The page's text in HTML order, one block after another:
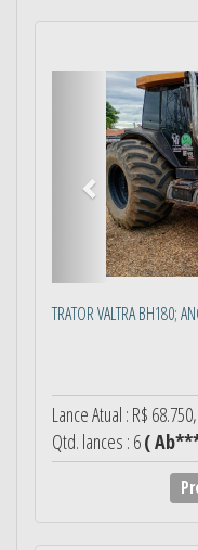
Anterior
TRATOR VALTRA BH180;
Lance Atual : R$
Qtd. lances : 6(